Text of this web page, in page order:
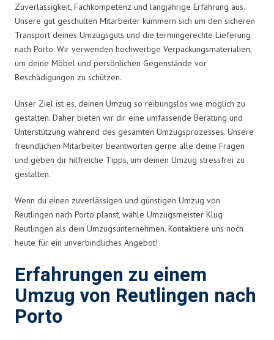
Zuverlässigkeit, Fachkompetenz und langjährige Erfahrung aus.
Unsere gut geschulten Mitarbeiter kümmern sich um den sicheren
Transport deines Umzugsguts und die termingerechte Lieferung
nach Porto. Wir verwenden hochwertige Verpackungsmaterialien,
um deine Möbel und persönlichen Gegenstände vor
Beschädigungen zu schützen.
Unser Ziel ist es, deinen Umzug so reibungslos wie möglich zu
gestalten. Daher bieten wir dir eine umfassende Beratung und
Unterstützung während des gesamten Umzugsprozesses. Unsere
freundlichen Mitarbeiter beantworten gerne alle deine Fragen
und geben dir hilfreiche Tipps, um deinen Umzug stressfrei zu
gestalten.
Wenn du einen zuverlässigen und günstigen Umzug von
Reutlingen nach Porto planst, wähle Umzugsmeister Klug
Reutlingen als dein Umzugsunternehmen. Kontaktiere uns noch
heute für ein unverbindliches Angebot!
Erfahrungen zu einem
Umzug von Reutlingen nach
Porto